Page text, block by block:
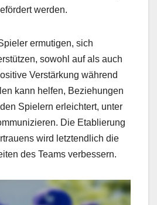
werden.
ermutigen, sich
sowohl auf als auch
Verstärkung während
kann helfen, Beziehungen
Spielern erleichtert, unter
Die Etablierung
wird letztendlich die
des Teams verbessern.